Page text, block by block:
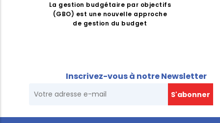
La gestion budgétaire par objectifs
(GBO) est une nouvelle approche
de gestion du budget
Inscrivez-vous à notre Newsletter